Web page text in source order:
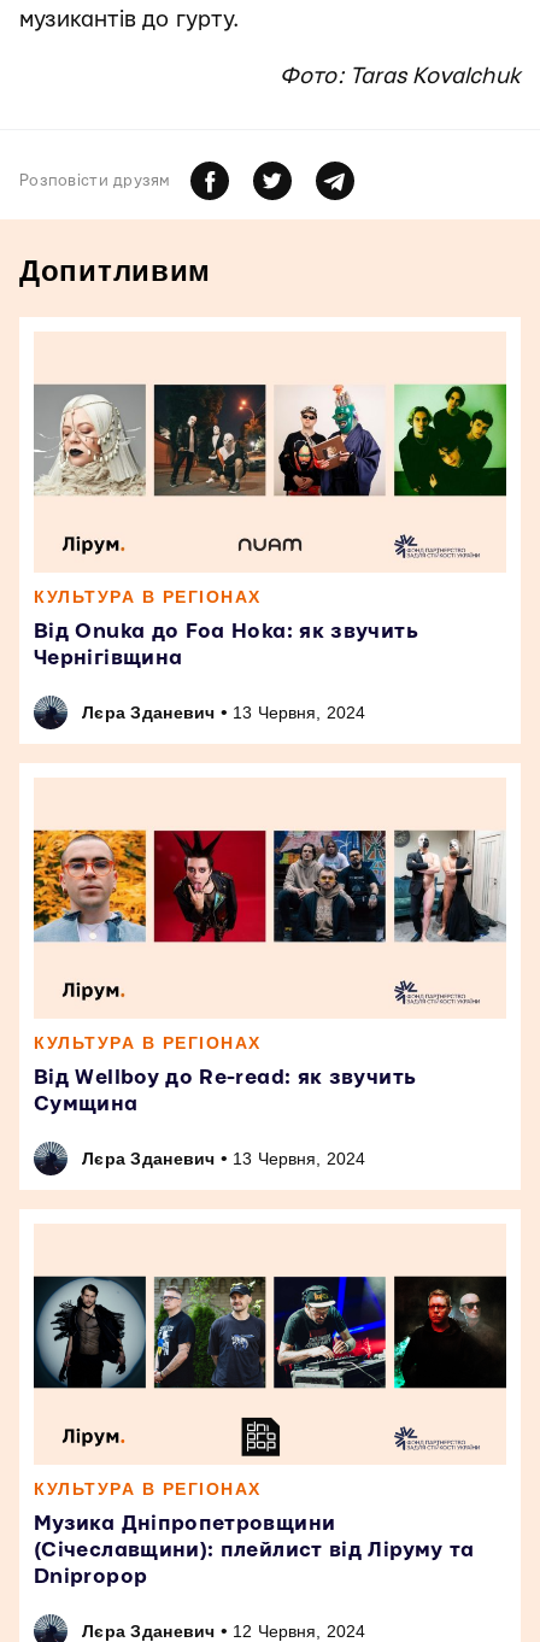
музикантів до гурту.
Фото: Taras Kovalchuk
Розповiсти друзям
Допитливим
КУЛЬТУРА В РЕГІОНАХ
Від Onuka до Foa Hoka: як звучить
Чернігівщина
Лєра Зданевич • 13 Червня, 2024
КУЛЬТУРА В РЕГІОНАХ
Від Wellboy до Re-read: як звучить
Сумщина
Лєра Зданевич • 13 Червня, 2024
КУЛЬТУРА В РЕГІОНАХ
Музика Дніпропетровщини
(Січеславщини): плейлист від Ліруму та
Dnipropop
Лєра Зданевич • 12 Червня, 2024